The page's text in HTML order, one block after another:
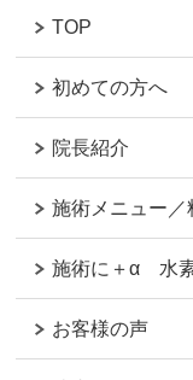
TOP
初めての方へ
院長紹介
施術メニュー／
施術に＋α 水素
お客様の声